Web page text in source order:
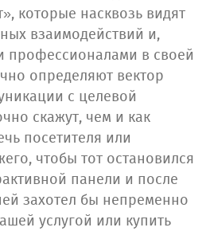
которые насквозь видят
взаимодействий и,
профессионалами в своей
определяют вектор
с целевой
скажут, чем и как
посетителя или
чтобы тот остановился
панели и после
захотел бы непременно
услугой или купить